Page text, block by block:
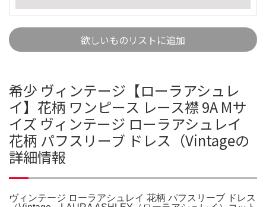
欲しいものリストに追加
希少 ヴィンテージ【ローラアシュレ
イ】花柄 ワンピース レース襟 9A Mサ
イズ ヴィンテージ ローラアシュレイ
花柄 パフスリーブ ドレス（Vintageの
詳細情報
ヴィンテージ ローラアシュレイ 花柄 パフスリーブ ドレス